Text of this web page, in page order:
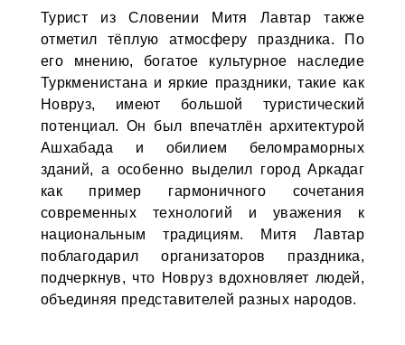
Турист из Словении Митя Лавтар также
отметил тёплую атмосферу праздника. По
его мнению, богатое культурное наследие
Туркменистана и яркие праздники, такие как
Новруз, имеют большой туристический
потенциал. Он был впечатлён архитектурой
Ашхабада и обилием беломраморных
зданий, а особенно выделил город Аркадаг
как пример гармоничного сочетания
современных технологий и уважения к
национальным традициям. Митя Лавтар
поблагодарил организаторов праздника,
подчеркнув, что Новруз вдохновляет людей,
объединяя представителей разных народов.